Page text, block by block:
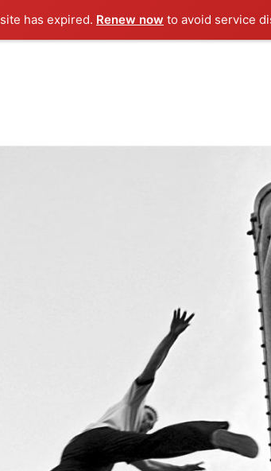
has expired. Renew now to avoid service